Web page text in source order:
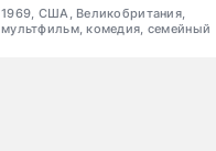
1969, США, Великобритания,
мультфильм, комедия, семейный